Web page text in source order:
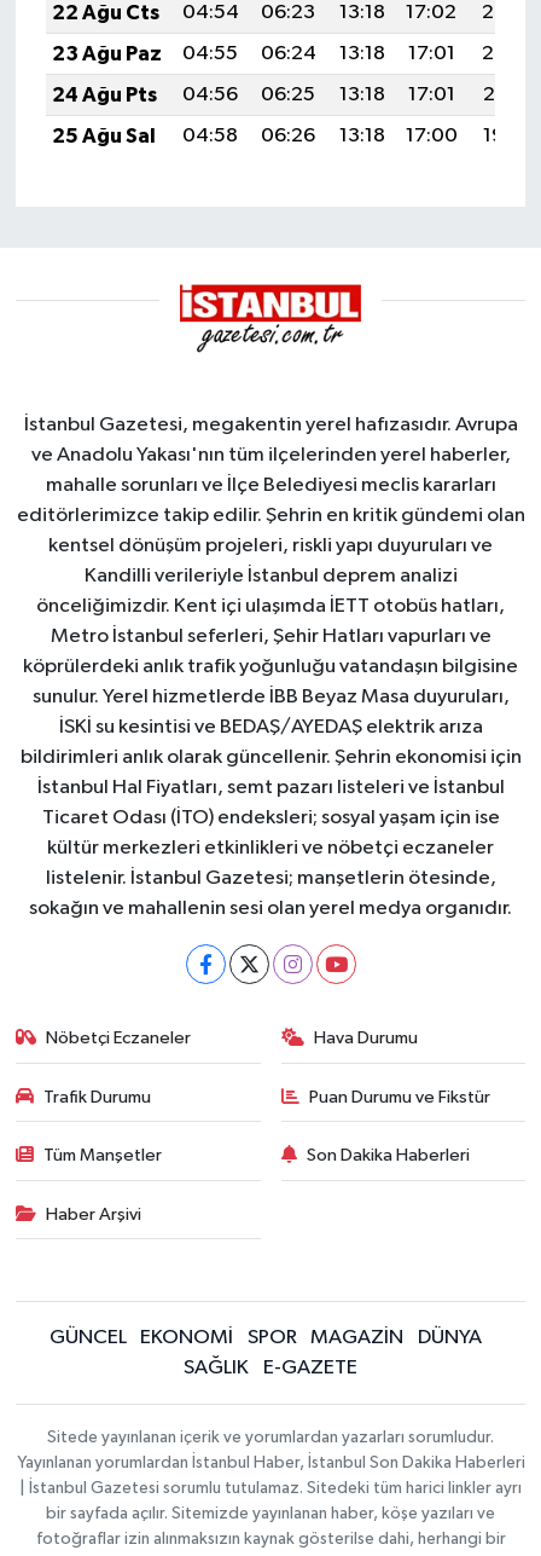
22 Ağu Cts
04:54 06:23 13:18 17:02
20:03
23 Ağu Paz
04:55 06:24 13:18 17:01
20:02
24 Ağu Pts
04:56 06:25 13:18 17:01
20:01
25 Ağu Sal
04:58 06:26 13:18 17:00 19:59
İstanbul Gazetesi, megakentin yerel hafızasıdır. Avrupa
ve Anadolu Yakası'nın tüm ilçelerinden yerel haberler,
mahalle sorunları ve İlçe Belediyesi meclis kararları
editörlerimizce takip edilir. Şehrin en kritik gündemi olan
kentsel dönüşüm projeleri, riskli yapı duyuruları ve
Kandilli verileriyle İstanbul deprem analizi
önceliğimizdir. Kent içi ulaşımda İETT otobüs hatları,
Metro İstanbul seferleri, Şehir Hatları vapurları ve
köprülerdeki anlık trafik yoğunluğu vatandaşın bilgisine
sunulur. Yerel hizmetlerde İBB Beyaz Masa duyuruları,
İSKİ su kesintisi ve BEDAŞ/AYEDAŞ elektrik arıza
bildirimleri anlık olarak güncellenir. Şehrin ekonomisi için
İstanbul Hal Fiyatları, semt pazarı listeleri ve İstanbul
Ticaret Odası (İTO) endeksleri; sosyal yaşam için ise
kültür merkezleri etkinlikleri ve nöbetçi eczaneler
listelenir. İstanbul Gazetesi; manşetlerin ötesinde,
sokağın ve mahallenin sesi olan yerel medya organıdır.
Nöbetçi Eczaneler Hava Durumu
Trafik Durumu Puan Durumu ve Fikstür
Tüm Manşetler Son Dakika Haberleri
Haber Arşivi
GÜNCEL EKONOMİ SPOR MAGAZİN
DÜNYA
SAĞLIK
E-GAZETE
Sitede yayınlanan içerik ve yorumlardan yazarları sorumludur.
Yayınlanan yorumlardan İstanbul Haber, İstanbul Son Dakika Haberleri
| İstanbul Gazetesi sorumlu tutulamaz. Sitedeki tüm harici linkler ayrı
bir sayfada açılır. Sitemizde yayınlanan haber, köşe yazıları ve
fotoğraflar izin alınmaksızın kaynak gösterilse dahi, herhangi bir